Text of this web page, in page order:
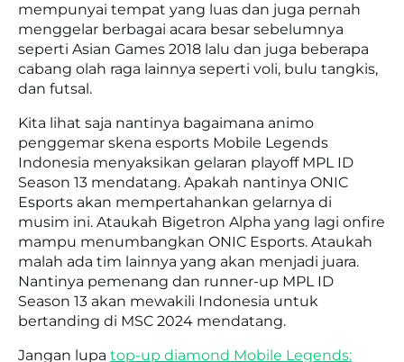
mempunyai tempat yang luas dan juga pernah
menggelar berbagai acara besar sebelumnya
seperti Asian Games 2018 lalu dan juga beberapa
cabang olah raga lainnya seperti voli, bulu tangkis,
dan futsal.
Kita lihat saja nantinya bagaimana animo
penggemar skena esports Mobile Legends
Indonesia menyaksikan gelaran playoff MPL ID
Season 13 mendatang. Apakah nantinya ONIC
Esports akan mempertahankan gelarnya di
musim ini. Ataukah Bigetron Alpha yang lagi onfire
mampu menumbangkan ONIC Esports. Ataukah
malah ada tim lainnya yang akan menjadi juara.
Nantinya pemenang dan runner-up MPL ID
Season 13 akan mewakili Indonesia untuk
bertanding di MSC 2024 mendatang.
Jangan lupa top-up diamond Mobile Legends: